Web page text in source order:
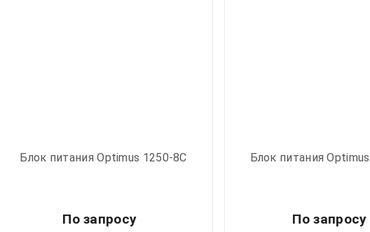
Блок питания Optimus 1250-8C
По запросу
Блок питания
По запросу